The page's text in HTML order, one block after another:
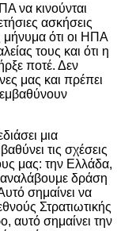
να κινούνται
ασκήσεις
ότι οι ΗΠΑ
τους και ότι η
ποτέ. Δεν
μας και πρέπει
μια
τις σχέσεις
μας: την Ελλάδα,
δράση
σημαίνει να
Στρατιωτικής
αυτό σημαίνει την